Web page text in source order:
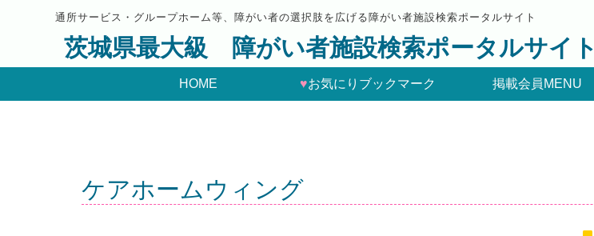
通所サービス・グループホーム等、障がい者の選択肢を広げる障がい者施設検索ポータルサイト
茨城県最大級 障がい者施設検索ポータルサイト
HOME ♥お気にりブックマーク 掲載会員MENU
ケアホームウィング